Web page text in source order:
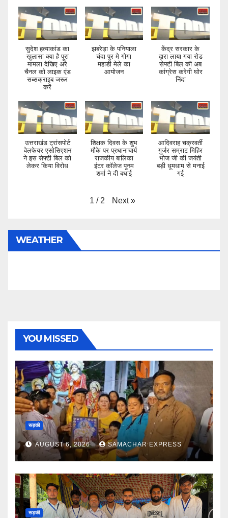
सुदेश हत्याकांड का
खुलासा क्या है पूरा
मामला देखिए अरे
चैनल को लाइक एंड
सब्सक्राइब जरूर
करें
झबरेड़ा के पनियाला
चंदा पुर मे गोगा
महाडी मेले का
आयोजन
केंद्र सरकार के
द्वारा लाया गया रोड
सेफ्टी बिल की अब
कांग्रेस करेगी घोर
निंदा
उत्तराखंड ट्रांसपोर्ट
वेलफेयर एसोसिएशन
ने इस सेफ्टी बिल को
लेकर किया विरोध
शिक्षक दिवस के शुभ
मौके पर प्रधानाचार्य
राजकीय बालिका
इंटर कॉलेज पूनम
शर्मा ने दी बधाई
आदिवराह चक्रवर्ती
गुर्जर सम्राट मिहिर
भोज जी की जयंती
बड़ी धूमधाम से मनाई
गई
1 / 2 Next »
WEATHER
YOU MISSED
रूड़की
AUGUST 6, 2026 SAMACHAR EXPRESS
रूड़की